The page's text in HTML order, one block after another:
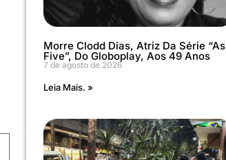
Morre Clodd Dias, Atriz Da Série “As
Five”, Do Globoplay, Aos 49 Anos
7 de agosto de 2026
Leia Mais. »